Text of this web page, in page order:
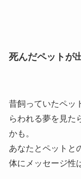
死んだペットが
昔飼っていたペッ
らわれる夢を見た
かも。
あなたとペットと
体にメッセージ性